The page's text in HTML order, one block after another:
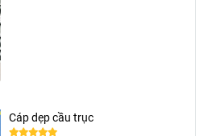
Cáp dẹp cầu trục